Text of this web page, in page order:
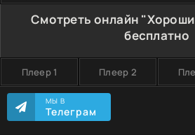
Смотреть онлайн
бесплатно
Плеер 1 Плеер 2
МЫ В
Телеграм